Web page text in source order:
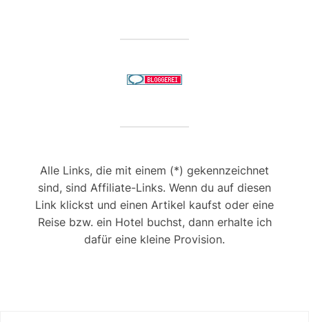
Alle Links, die mit einem (*) gekennzeichnet
sind, sind Affiliate-Links. Wenn du auf diesen
Link klickst und einen Artikel kaufst oder eine
Reise bzw. ein Hotel buchst, dann erhalte ich
dafür eine kleine Provision.